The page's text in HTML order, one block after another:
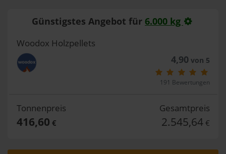
Günstigstes Angebot für 6.000 kg
Woodox Holzpellets
4,90 von 5
191 Bewertungen
Tonnenpreis
416,60 €
Gesamtpreis
2.545,64 €